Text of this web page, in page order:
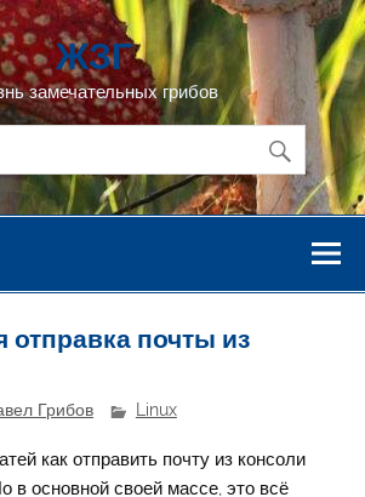
ЖЗГ
замечательных грибов
отправка почты из
Грибов Linux
как отправить почту из консоли
в основной своей массе, это всё